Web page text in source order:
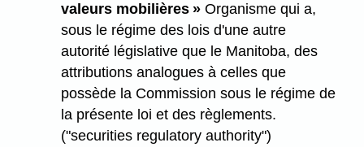
valeurs mobilières » Organisme qui a,
sous le régime des lois d'une autre
autorité législative que le Manitoba, des
attributions analogues à celles que
possède la Commission sous le régime de
la présente loi et des règlements.
("securities regulatory authority")